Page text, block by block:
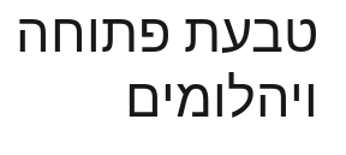
טבעת
ויהלומים